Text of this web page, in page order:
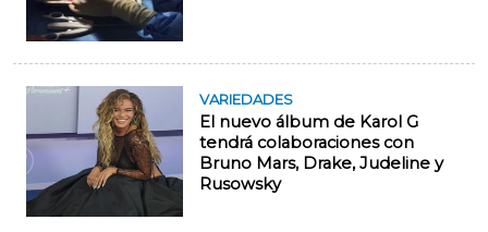
VARIEDADES
El nuevo álbum de Karol G
tendrá colaboraciones con
Bruno Mars, Drake, Judeline y
Rusowsky